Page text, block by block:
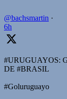
@bachsmartin ·
6h
#URUGUAYOS:
DE #BRASIL
#Goluruguayo